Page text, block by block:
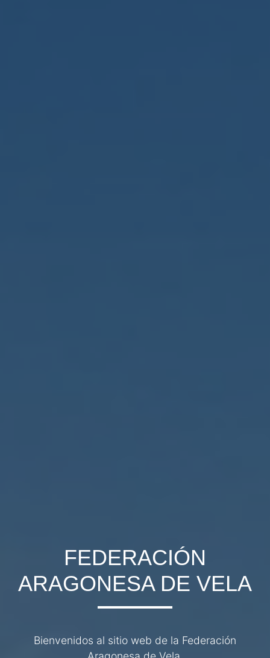
FEDERACIÓN
ARAGONESA DE VELA
Bienvenidos al sitio web de la Federación